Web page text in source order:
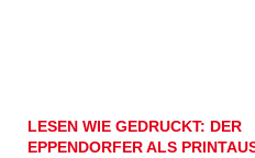
LESEN WIE GEDRUCKT: DER
EPPENDORFER ALS